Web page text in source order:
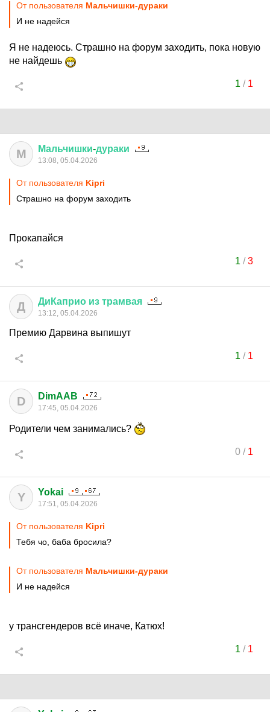
От пользователя Мальчишки-дураки
И не надейся
Я не надеюсь. Страшно на форум заходить, пока новую
не найдешь
1 / 1
М Мальчишки-дураки
13:08, 05.04.2026
От пользователя Kipri
Страшно на форум заходить
Прокапайся
1 /3
Д ДиКаприо из трамвая
13:12, 05.04.2026
Премию Дарвина выпишут
1 / 1
D DimAAB
17:45, 05.04.2026
Родители чем занимались?
0/ 1
Y Yokai
17:51, 05.04.2026
От пользователя Kipri
Тебя чо, баба бросила?
От пользователя Мальчишки-дураки
И не надейся
у трансгендеров всё иначе, Катюх!
1 / 1